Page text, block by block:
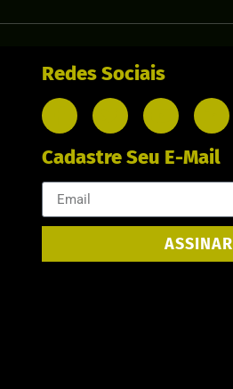
Redes Sociais
Cadastre Seu E-Mail
ASSINAR